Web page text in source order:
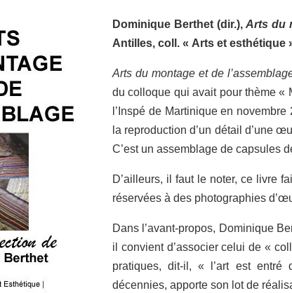
Dominique Berthet (dir.),Arts du
Antilles, coll. « Arts et esthétique
Arts du montage et de
du colloque qui avait pour thème «
l’Inspé de Martinique en
la reproduction d’un détail d’une
C’est un assemblage de capsules
D’ailleurs, il faut le noter, ce livre
réservées à des photographies
Dans l’avant-propos, Dominique
il convient d’associer celui de «
pratiques, dit-il, « l’art est entré
décennies, apporte son lot de